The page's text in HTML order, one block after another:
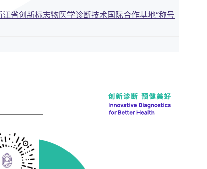
省创新标志物医学诊断技术国际合作基地”称号